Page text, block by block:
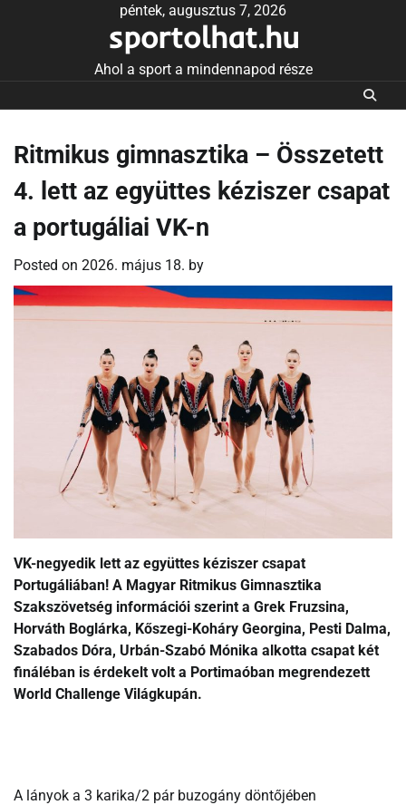
péntek, augusztus 7, 2026
sportolhat.hu
Ahol a sport a mindennapod része
Ritmikus gimnasztika – Összetett
4. lett az együttes kéziszer csapat
a portugáliai VK-n
Posted on 2026. május 18. by
VK-negyedik lett az együttes kéziszer csapat
Portugáliában! A Magyar Ritmikus Gimnasztika
Szakszövetség információi szerint a Grek Fruzsina,
Horváth Boglárka, Kőszegi-Koháry Georgina, Pesti Dalma,
Szabados Dóra, Urbán-Szabó Mónika alkotta csapat két
fináléban is érdekelt volt a Portimaóban megrendezett
World Challenge Világkupán.
A lányok a 3 karika/2 pár buzogány döntőjében